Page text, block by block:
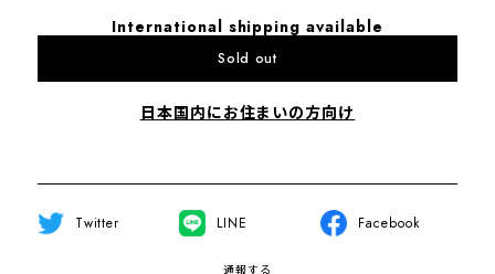
International shipping available
Sold out
日本国内にお住まいの方向け
Twitter LINE Facebook
通報する